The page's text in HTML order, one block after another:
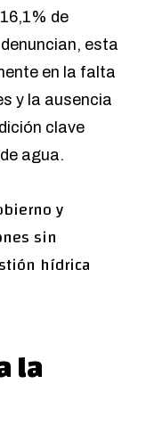
de
esta
en la falta
y la ausencia
clave
agua.
y
sin
hídrica
la